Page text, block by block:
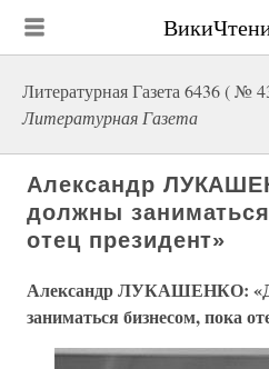
Литературная Газета 6436 ( №
Литературная Газета
Александр
должны
отец президент»
Александр ЛУКАШЕНКО:
заниматься бизнесом, пока